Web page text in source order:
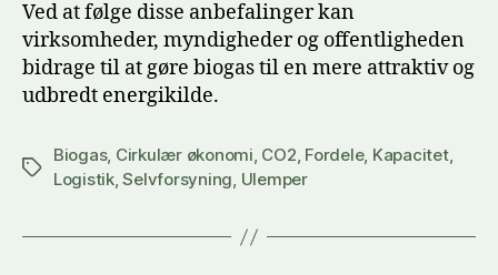
Ved at følge disse anbefalinger kan
virksomheder, myndigheder og offentligheden
bidrage til at gøre biogas til en mere attraktiv og
udbredt energikilde.
Tags
Biogas, Cirkulær økonomi, CO2, Fordele, Kapacitet,
Logistik,Selvforsyning, Ulemper